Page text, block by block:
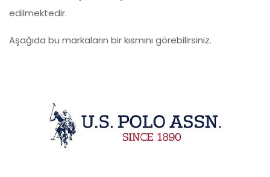
edilmektedir.
Aşağıda bu markaların bir kısmını görebilirsiniz.